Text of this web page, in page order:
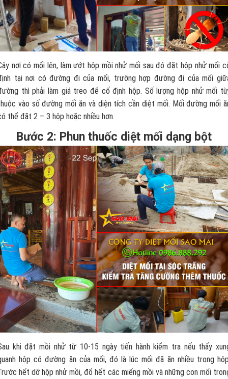
nơi có mối lên, làm ướt hộp mồi nhử mối sau đó đặt hộp nhử mối
tại nơi có đường đi của mối, trường hợp đường đi của mối
thì phải làm giá treo để cố định hộp. Số lượng hộp nhử mối
vào số đường mối ăn và diện tích cần diệt mối. Mối đường mối
thể đặt 2 – 3 hộp hoặc nhiều hơn.
Bước 2: Phun thuốc diệt mối dạng bột
khi đặt mồi nhử từ 10-15 ngày tiến hành kiểm tra nếu thấy
hộp có đường ăn của mối, đó là lúc mối đã ăn nhiều trong
hết dỡ hộp nhử mồi, đổ hết các miếng mồi và những con mối